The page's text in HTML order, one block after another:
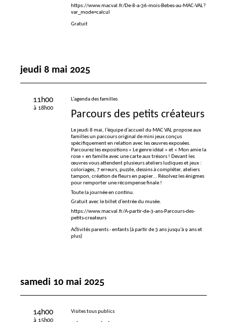
https://www.macval.fr/De-8-a-36-mois-Bebes-au-MAC-VAL?
var_mode=calcul
Gratuit
jeudi 8 mai 2025
11h00
à 18h00
L’agenda des familles
Parcours des petits créateurs
Le jeudi 8 mai, l’équipe d’accueil du MACVALpropose aux
familles un parcours original de mini jeux conçus
spécifiquement en relation avec les œuvres exposées.
Parcourez les expositions « Le genre idéal » et « Mon amie la
rose » en famille avec une carte aux trésors ! Devant les
œuvres vous attendent plusieurs ateliers ludiques et jeux :
coloriages, 7 erreurs, puzzle, dessins à compléter, ateliers
tampon, création de fleurs en papier… Résolvez les énigmes
pour remporter une récompense finale !
Toute la journée en continu.
Gratuit avec le billet d’entrée du musée.
https://www.macval.fr/A-partir-de-3-ans-Parcours-des-
petits-createurs
Activités parents - enfants (à partir de 3 ans jusqu'à 9 ans et
plus)
samedi 10 mai 2025
14h00
à 15h00
Visites tous publics